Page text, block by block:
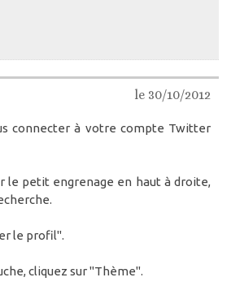
le 30/10/2012
connecter à votre compte Twitter
le petit engrenage en haut à droite,
le profil".
cliquez sur "Thème".